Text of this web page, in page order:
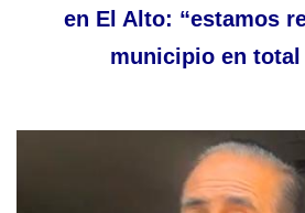
en El Alto: “estamos
municipio en